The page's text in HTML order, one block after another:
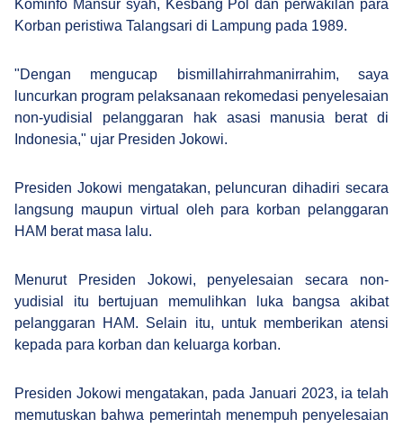
Kominfo Mansur syah, Kesbang Pol dan perwakilan para
Korban peristiwa Talangsari di Lampung pada 1989.
"Dengan mengucap bismillahirrahmanirrahim, saya
luncurkan program pelaksanaan rekomedasi penyelesaian
non-yudisial pelanggaran hak asasi manusia berat di
Indonesia," ujar Presiden Jokowi.
Presiden Jokowi mengatakan, peluncuran dihadiri secara
langsung maupun virtual oleh para korban pelanggaran
HAM berat masa lalu.
Menurut Presiden Jokowi, penyelesaian secara non-
yudisial itu bertujuan memulihkan luka bangsa akibat
pelanggaran HAM. Selain itu, untuk memberikan atensi
kepada para korban dan keluarga korban.
Presiden Jokowi mengatakan, pada Januari 2023, ia telah
memutuskan bahwa pemerintah menempuh penyelesaian